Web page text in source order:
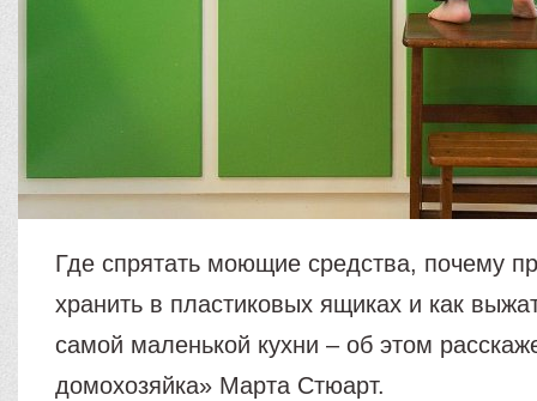
Где спрятать моющие средства, почему
хранить в пластиковых ящиках и как
самой маленькой кухни – об этом
домохозяйка» Марта Стюарт.